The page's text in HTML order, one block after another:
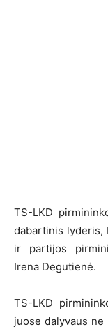
TS-LKD
dabartinis lyderis,
ir partijos
Irena Degutienė.
TS-LKD
juose dalyvaus